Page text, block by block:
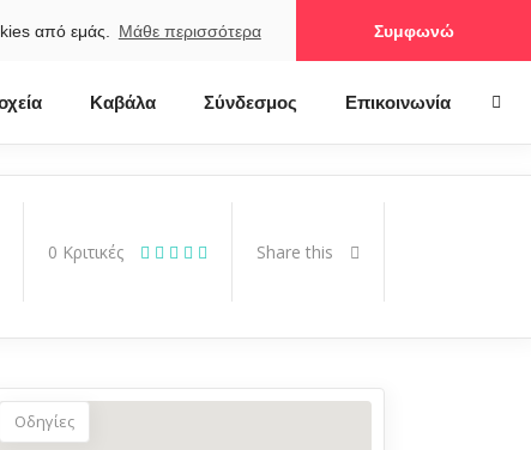
από εμάς. Μάθε περισσότερα Συμφωνώ
Καβάλα Σύνδεσμος Επικοινωνία
0 Κριτικές Share this
Οδηγίες